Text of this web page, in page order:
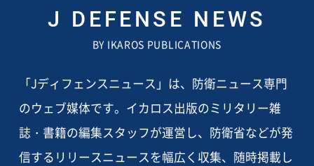
J DEFENSE NEWS
BY IKAROS PUBLICATIONS
「Jディフェンスニュース」は、防衛ニュース専門
のウェブ媒体です。イカロス出版のミリタリー雑
誌・書籍の編集スタッフが運営し、防衛省などが発
信するリリースニュースを幅広く収集、随時掲載し